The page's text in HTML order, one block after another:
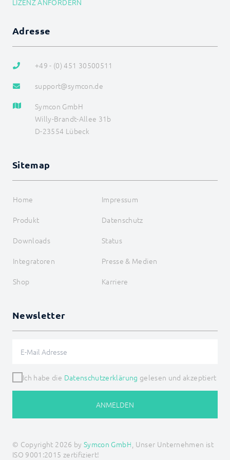
EIB_FloatValue
EIB_PriorityControl
EIB_PriorityPosition
EIB_Scale
EIB_SetRGBW
EIB_Switch
EIB_Time
EIB_Value
LCN
M-Bus
Mennekes
Modbus RTU/TCP
MQTT
Möhlenhoff Alpha 2
NEA Smart
OPC UA
SageGlass (BACnet)
Shutter Control
Snom
Sync Remote
Voice over IP
W&T
Wireless M-Bus
XBee
xComfort
LIZENZ ANFORDERN
Adresse
+49 - (0) 451 30500511
support@symcon.de
Symcon GmbH
Willy-Brandt-Allee 31b
D-23554 Lübeck
Sitemap
Home
Impressum
Produkt
Datenschutz
Downloads
Status
Integratoren
Presse & Medien
Shop
Karriere
Newsletter
Ich habe die Datenschutzerklärung gelesen und akzeptiert
ANMELDEN
© Copyright 2026 by Symcon GmbH, Unser Unternehmen ist
ISO 9001:2015 zertifiziert!